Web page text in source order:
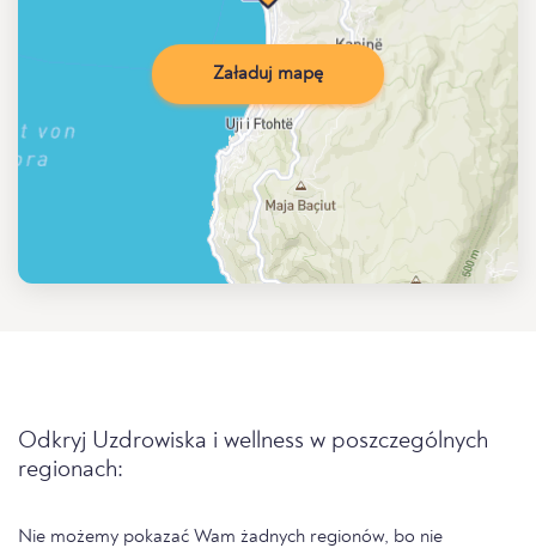
Załaduj mapę
Odkryj Uzdrowiska i wellness w poszczególnych
regionach:
Nie możemy pokazać Wam żadnych regionów, bo nie